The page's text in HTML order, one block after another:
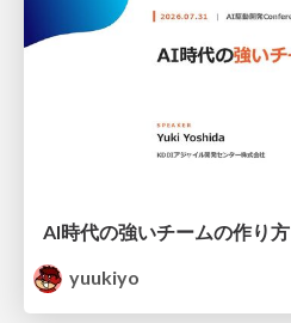
AI時代の強いチームの作り方
yuukiyo